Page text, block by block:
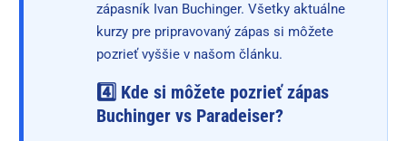
zápasník Ivan Buchinger. Všetky aktuálne
kurzy pre pripravovaný zápas si môžete
pozrieť vyššie v našom článku.
4️⃣ Kde si môžete pozrieť zápas
Buchinger vs Paradeiser?